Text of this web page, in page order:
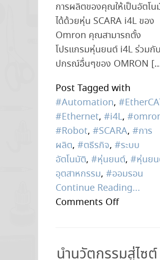
การผลิตของคุณให้เป็นอัตโน
ได้ด้วยหุ่น SCARA i4L ของ
Omron คุณสามารถตั้ง
โปรแกรมหุ่นยนต์ i4L ร่วมกั
ปกรณ์อื่นๆของ OMRON
Post Tagged with
#Automation,
#Ethernet, #i4L,
#Robot, #SCARA, #การ
ผลิต, #ตธีรกิจ, #ระบบ
อัตโนมัติ, #หุ่นยนต์, #หุ่นย
อุตสาหกรรม, #ออมรอน
Continue Reading...
Comments Offon
Gen
นำนวัตกรรมสู่ไซต์